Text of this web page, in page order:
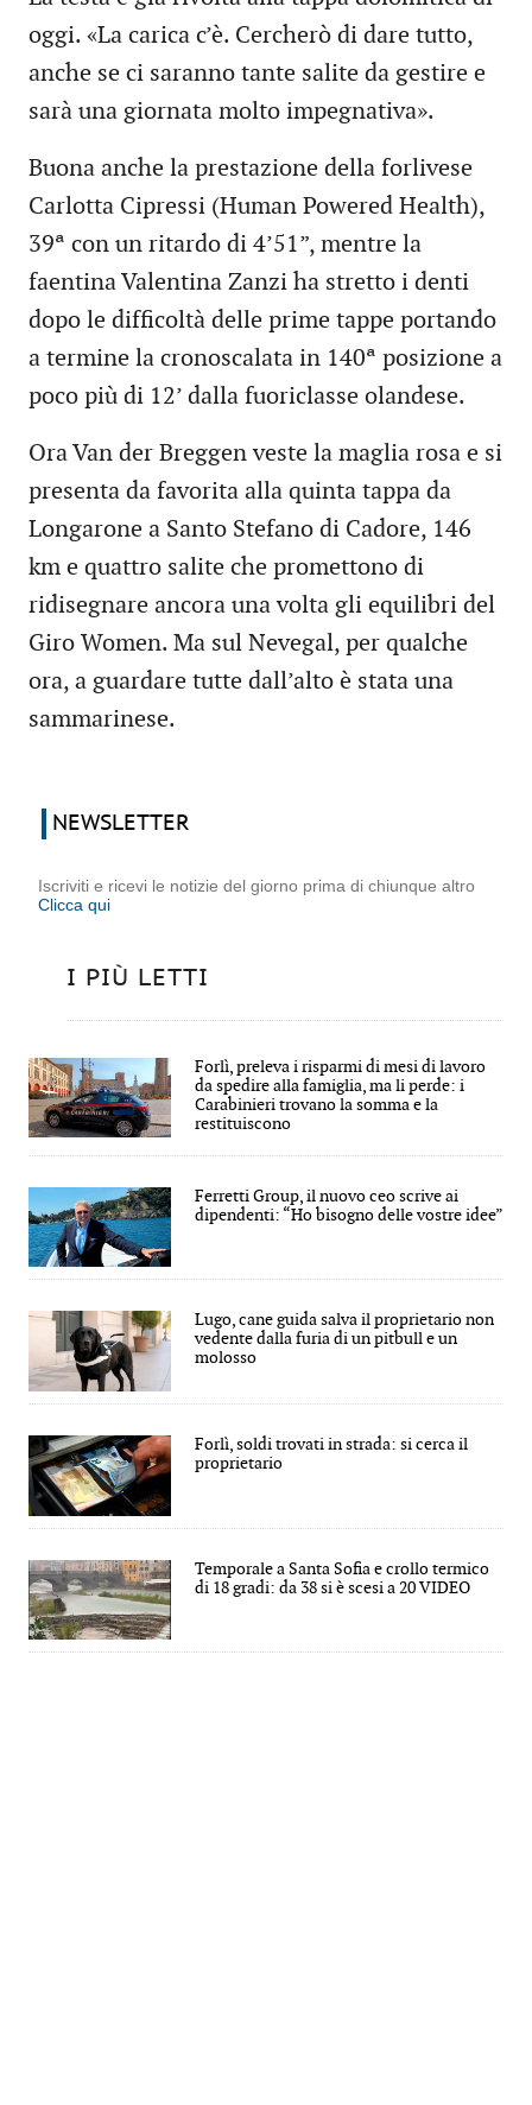
oggi. «La carica c’è. Cercherò di dare tutto,
anche se ci saranno tante salite da gestire e
sarà una giornata molto impegnativa».
Buona anche la prestazione della forlivese
Carlotta Cipressi (Human Powered Health),
39ª con un ritardo di 4’51”, mentre la
faentina Valentina Zanzi ha stretto i denti
dopo le difficoltà delle prime tappe portando
a termine la cronoscalata in 140ª posizione a
poco più di 12’ dalla fuoriclasse olandese.
Ora Van der Breggen veste la maglia rosa e si
presenta da favorita alla quinta tappa da
Longarone a Santo Stefano di Cadore, 146
km e quattro salite che promettono di
ridisegnare ancora una volta gli equilibri del
Giro Women. Ma sul Nevegal, per qualche
ora, a guardare tutte dall’alto è stata una
sammarinese.
NEWSLETTER
Iscriviti e ricevi le notizie del giorno prima di chiunque altro
Clicca qui
I PIÙ LETTI
Forlì, preleva i risparmi di mesi di lavoro
da spedire alla famiglia, ma li perde: i
Carabinieri trovano la somma e la
restituiscono
Ferretti Group, il nuovo ceo scrive ai
dipendenti: “Ho bisogno delle vostre idee”
Lugo, cane guida salva il proprietario non
vedente dalla furia di un pitbull e un
molosso
Forlì, soldi trovati in strada: si cerca il
proprietario
Temporale a Santa Sofia e crollo termico
di 18 gradi: da 38 si è scesi a 20 VIDEO